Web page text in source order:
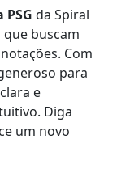
da Spiral
buscam
Com
para
e
Diga
um novo